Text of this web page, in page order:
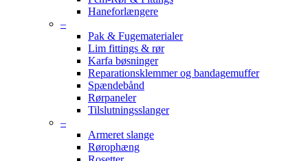
Haneforlængere
–
Pak & Fugematerialer
Lim fittings & rør
Karfa bøsninger
Reparationsklemmer og bandagemuffer
Spændebånd
Rørpaneler
Tilslutningsslanger
–
Armeret slange
Rørophæng